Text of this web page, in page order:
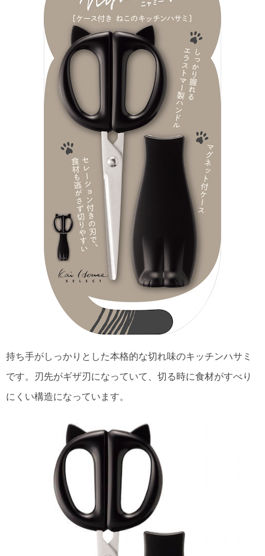
持ち手がしっかりとした本格的な切れ味のキッチンハサミ
です。刃先がギザ刃になっていて、切る時に食材がすべり
にくい構造になっています。